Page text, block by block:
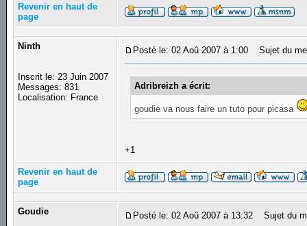
Revenir en haut de
page
Ninth
Inscrit le: 23 Juin 2007
Messages: 831
Localisation: France
Posté le: 02 Aoû 2007 à 1:00 Sujet du
Adribreizh a écrit:
goudie va nous faire un tuto pour picasa
+1
Revenir en haut de
page
Goudie Posté le: 02 Aoû 2007 à 13:32 Sujet du